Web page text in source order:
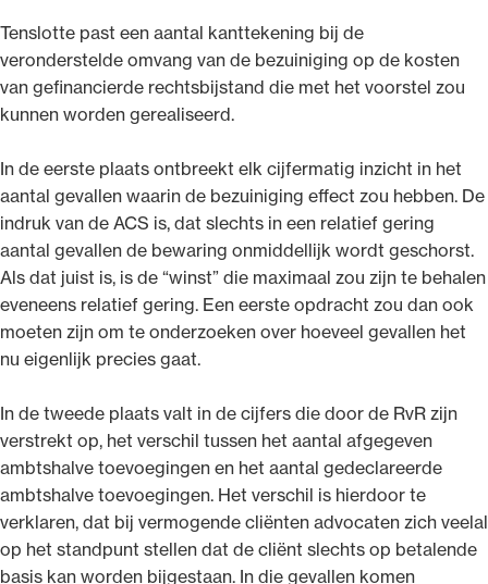
Tenslotte past een aantal kanttekening bij de
veronderstelde omvang van de bezuiniging op de kosten
van gefinancierde rechtsbijstand die met het voorstel zou
kunnen worden gerealiseerd.
In de eerste plaats ontbreekt elk cijfermatig inzicht in het
aantal gevallen waarin de bezuiniging effect zou hebben. De
indruk van de ACS is, dat slechts in een relatief gering
aantal gevallen de bewaring onmiddellijk wordt geschorst.
Als dat juist is, is de “winst” die maximaal zou zijn te behalen
eveneens relatief gering. Een eerste opdracht zou dan ook
moeten zijn om te onderzoeken over hoeveel gevallen het
nu eigenlijk precies gaat.
In de tweede plaats valt in de cijfers die door de RvR zijn
verstrekt op, het verschil tussen het aantal afgegeven
ambtshalve toevoegingen en het aantal gedeclareerde
ambtshalve toevoegingen. Het verschil is hierdoor te
verklaren, dat bij vermogende cliënten advocaten zich veelal
op het standpunt stellen dat de cliënt slechts op betalende
basis kan worden bijgestaan. In die gevallen komen